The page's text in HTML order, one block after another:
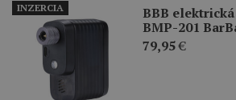
BBB
BMP-201
79,95€
INZERCIA